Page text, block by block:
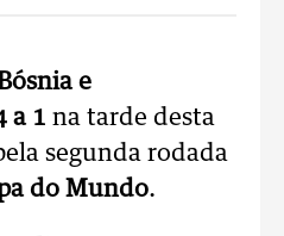
e
a 1 na tarde desta
segunda rodada
do Mundo.